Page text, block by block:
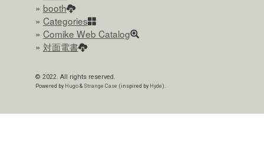
» booth
» Categories
» Comike Web Catalog
» 対面電書
© 2022. All rights reserved.
Powered by Hugo& Strange Case (inspired by Hyde).